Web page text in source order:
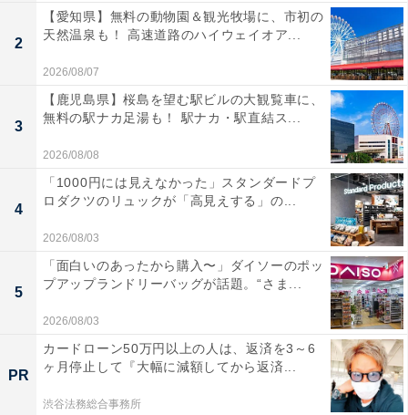
掃除機の上の空間を有効活用（画像は3段タイプ）
デッドスペースを有効活用できます。
2
【愛知県】無料の動物園＆観光牧場に、市初の
天然温泉も！ 高速道路のハイウェイオア...
2026/08/07
3
【鹿児島県】桜島を望む駅ビルの大観覧車に、
無料の駅ナカ足湯も！ 駅ナカ・駅直結ス...
2026/08/08
4
「1000円には見えなかった」スタンダードプ
ロダクツのリュックが「高見えする」の...
2026/08/03
5
「面白いのあったから購入〜」ダイソーのポッ
プアップランドリーバッグが話題。“さま...
2026/08/03
PR
カードローン50万円以上の人は、返済を3～6
ヶ月停止して『大幅に減額してから返済...
渋谷法務総合事務所